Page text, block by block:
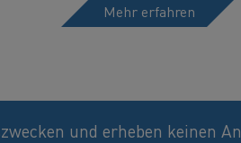
Mehr erfahren
und erheben keinen